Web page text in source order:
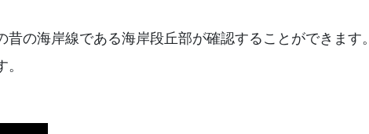
の海岸線である海岸段丘部が確認することができます。